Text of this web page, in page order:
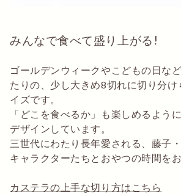
みんなで食べて盛り上がる!
ゴールデンウィークやこどもの日な
たりの、少し大きめ8切れに切り分け
イズです。
「どこを食べるか」も楽しめるよう
デザインしています。
三世代にわたり長年愛される、藤子
キャラクターたちとおやつの時間を
カステラの上手な切り方はこちら